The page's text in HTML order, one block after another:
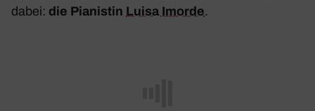
dabei: die Pianistin Luisa Imorde.